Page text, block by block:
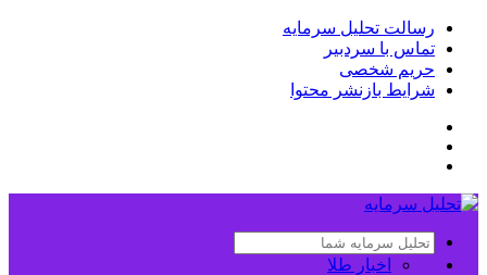
رسالت تحلیل سرمایه
تماس با سردبیر
حریم شخصی
شرایط بازنشر محتوا
اخبار طلا